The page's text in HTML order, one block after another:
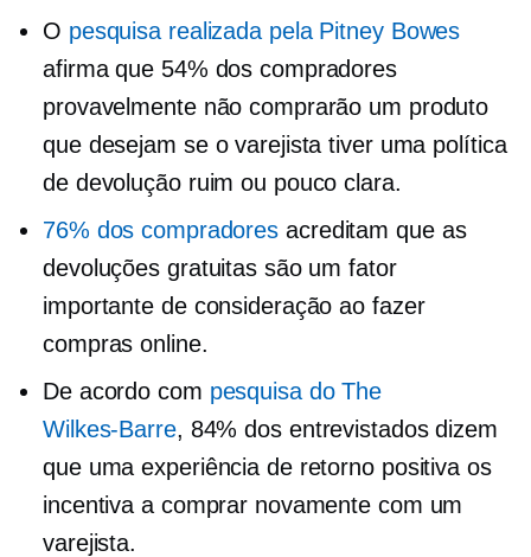
O pesquisa realizada pela Pitney Bowes
afirma que 54% dos compradores
provavelmente não comprarão um produto
que desejam se o varejista tiver uma política
de devolução ruim ou pouco clara.
76% dos compradores acreditam que as
devoluções gratuitas são um fator
importante de consideração ao fazer
compras online.
De acordo com pesquisa do The
Wilkes-Barre, 84% dos entrevistados dizem
que uma experiência de retorno positiva os
incentiva a comprar novamente com um
varejista.